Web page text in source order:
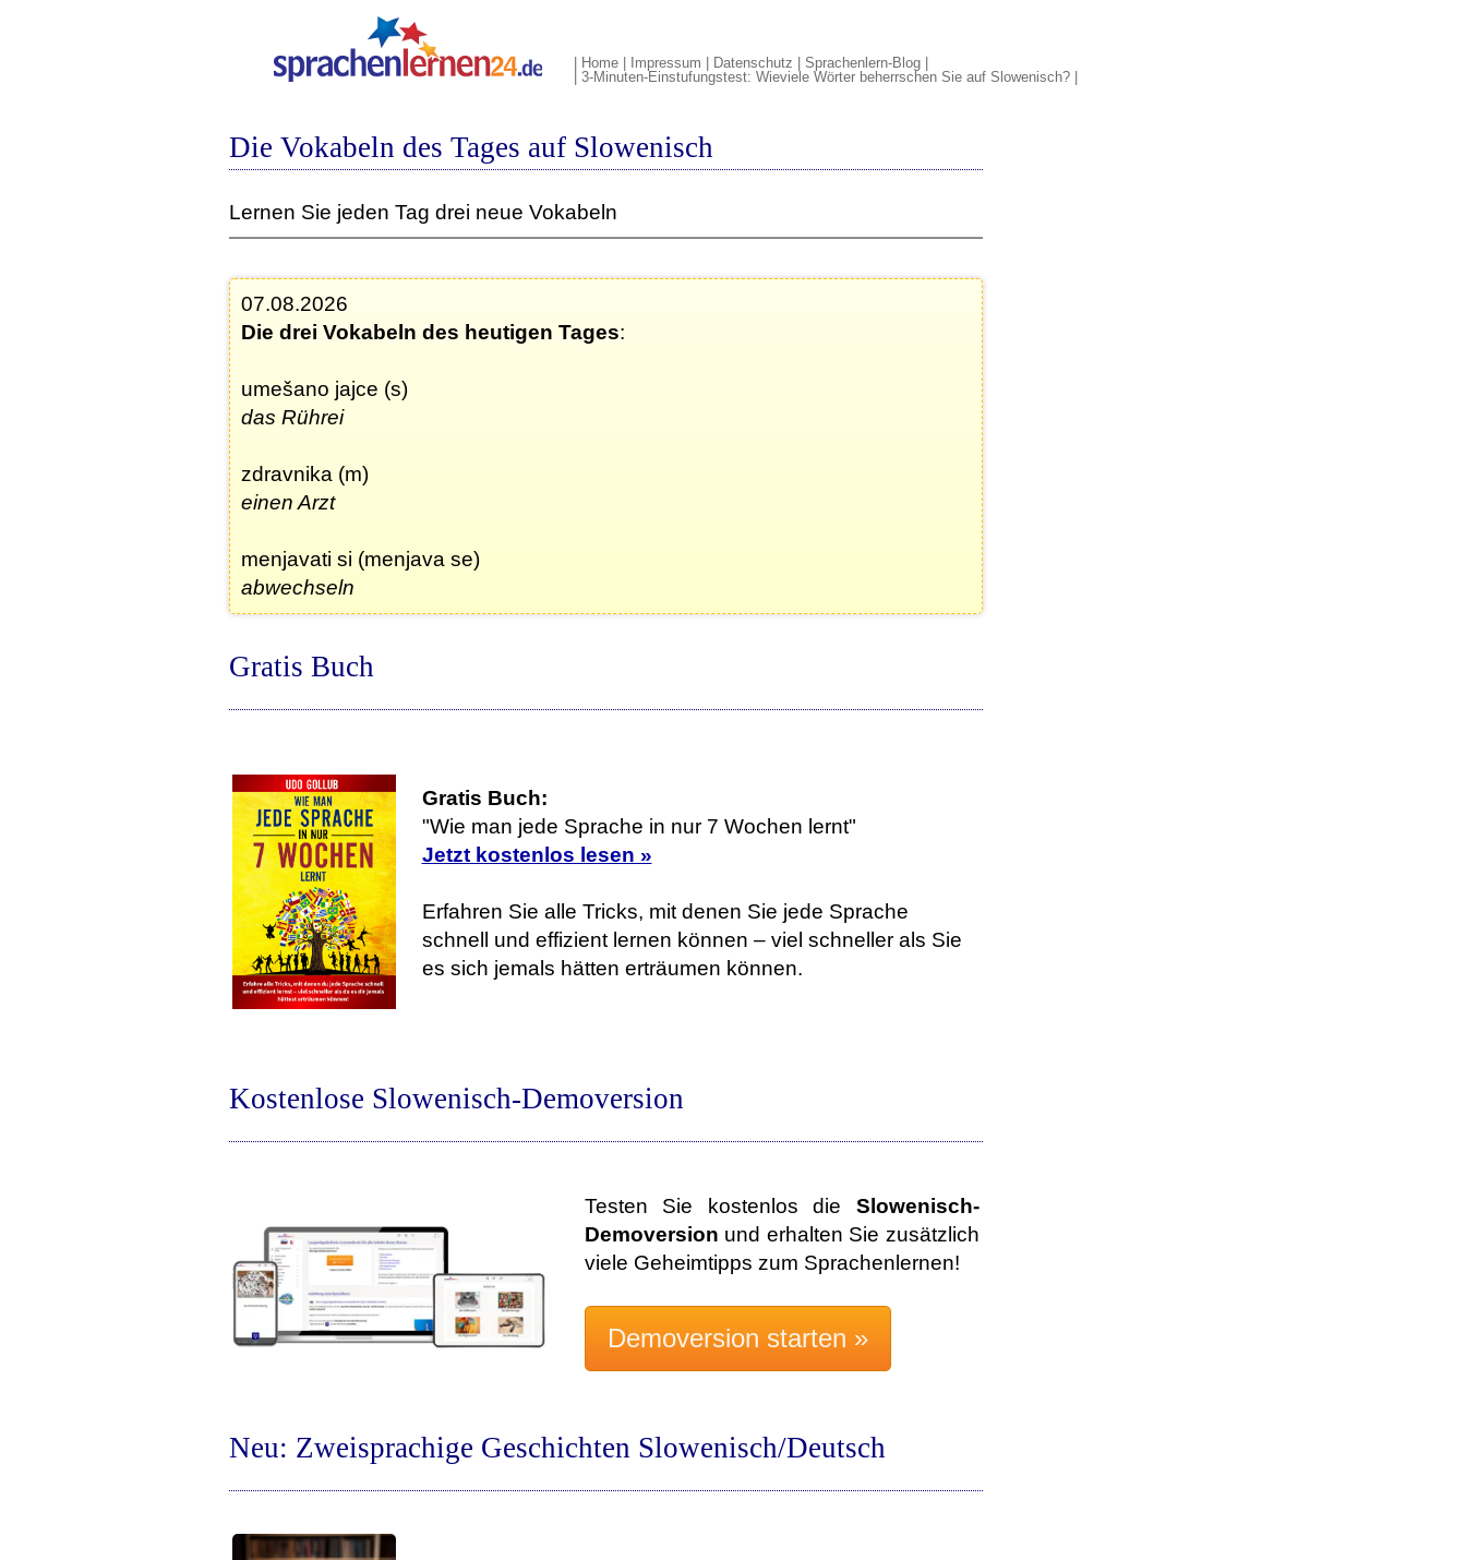
Home Impressum Datenschutz Sprachenlern-Blog
3-Minuten-Einstufungstest: Wieviele Wörter beherrschen Sie auf Slowenisch?
Die Vokabeln des Tages auf Slowenisch
Lernen Sie jeden Tag drei neue Vokabeln
07.08.2026
Die drei Vokabeln des heutigen Tages:
umešano jajce (s)
das Rührei
zdravnika (m)
einen Arzt
menjavati si (menjava se)
abwechseln
Gratis Buch
Gratis Buch:
"Wie man jede Sprache in nur 7 Wochen lernt"
Jetzt kostenlos lesen »
Erfahren Sie alle Tricks, mit denen Sie jede Sprache
schnell und effizient lernen können – viel schneller als Sie
es sich jemals hätten erträumen können.
Kostenlose Slowenisch-Demoversion
Testen Sie kostenlos die Slowenisch-
Demoversion und erhalten Sie zusätzlich
viele Geheimtipps zum Sprachenlernen!
Neu: Zweisprachige Geschichten Slowenisch/Deutsch